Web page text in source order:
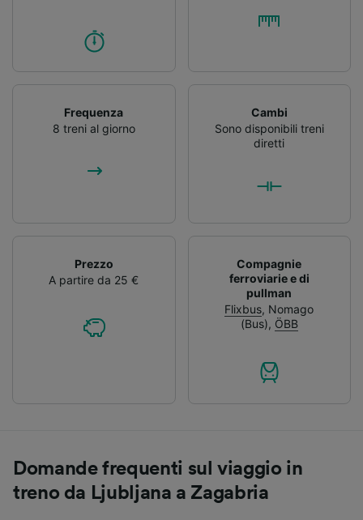
Frequenza
8 treni al giorno
Cambi
Sono disponibili treni
diretti
Prezzo
A partire da 25 €
Compagnie
ferroviarie e di
pullman
Flixbus, Nomago
(Bus), ÖBB
Domande frequenti sul viaggio in
treno da Ljubljana a Zagabria